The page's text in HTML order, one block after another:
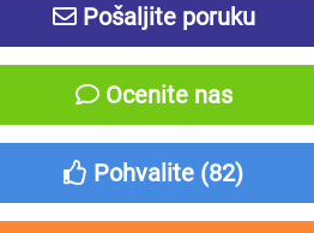
Pošaljite poruku
Ocenite nas
Pohvalite (82)